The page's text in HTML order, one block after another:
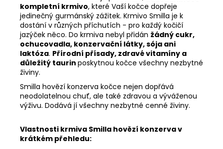
kompletní krmivo, které Vaší kočce dopřeje
jedinečný gurmánský zážitek. Krmivo Smilla je k
dostání v různých příchutích - pro každý kočičí
jazýček něco. Do krmiva nebyl přidán žádný cukr,
ochucovadla, konzervační látky, sója ani
laktóza. Přírodní přísady, zdravé vitamíny a
důležitý taurin poskytnou kočce všechny nezbytné
živiny.
Smilla hovězí konzerva kočce nejen dopřává
neodolatelnou chuť, ale také zdravou a výváženou
výživu. Dodává jí všechny nezbytné cenné živiny.
Vlastnosti krmiva Smilla hovězí konzerva v
krátkém přehledu:
VERSELE
LAGA
COMPLETE
KRMIVO
PRO
FRETKY
KG
739
Kč